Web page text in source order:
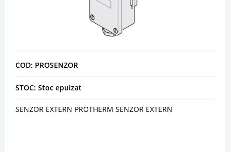
COD: PROSENZOR
STOC: Stoc epuizat
SENZOR EXTERN PROTHERM SENZOR EXTERN